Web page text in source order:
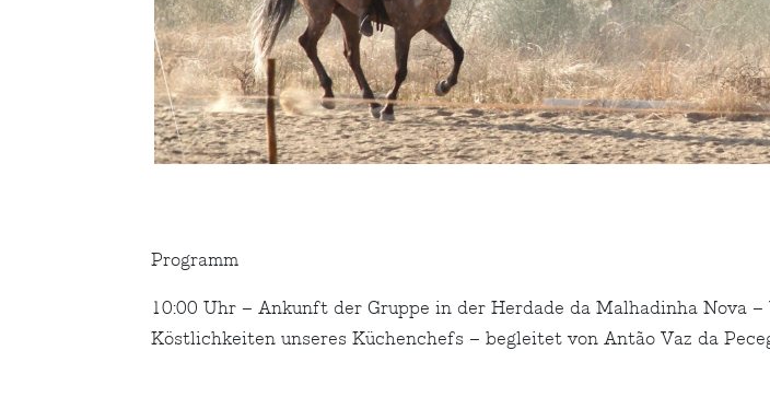
Programm
10:00 Uhr – Ankunft der Gruppe in der Herdade da Malhadinha Nova
Köstlichkeiten unseres Küchenchefs – begleitet von Antão Vaz da